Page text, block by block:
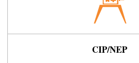
CIP/NEP